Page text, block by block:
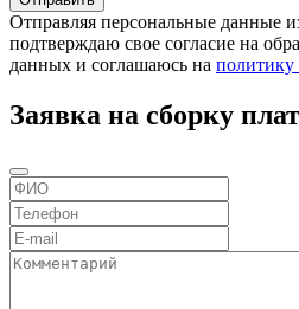
Отправляя персональные данные
подтверждаю свое согласие на
данных и соглашаюсь на политику
Заявка на сборку плат